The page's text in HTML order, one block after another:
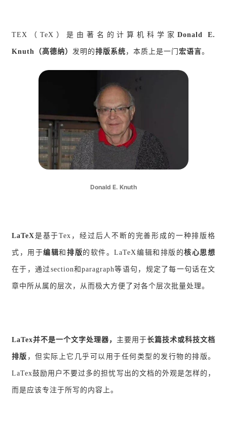
TEX（TeX）是由著名的计算机科学家Donald E.
Knuth（高德纳） 发明的排版系统 ，本质上是一门 宏语言。
Donald E. Knuth
LaTeX是基于Tex，经过后人不断的完善形成的一种排版格
式，用于编辑和 排版的软件。LaTeX编辑和排版的核心思想
在于，通过section和paragraph等语句，规定了每一句话在文
章中所从属的层次，从而极大方便了对各个层次批量处理。
LaTex并不是一个文字处理器， 主要用于长篇技术或科技文档
排版 ，但实际上它几乎可以用于任何类型的发行物的排版。
LaTex鼓励用户不要过多的担忧写出的文档的外观是怎样的，
而是应该专注于所写的内容上。